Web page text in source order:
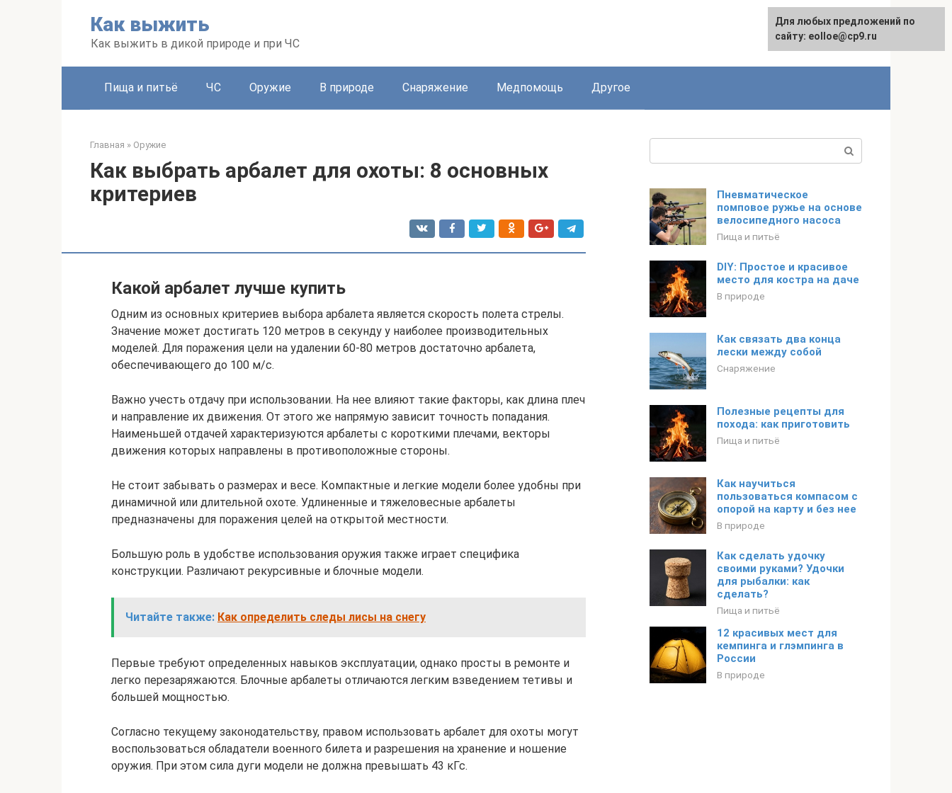
Как выжить
Как выжить в дикой природе и при ЧС
Пища и питьё ЧС Оружие В природе Снаряжение Медпомощь Другое
Главная » Оружие
Как выбрать арбалет для охоты: 8 основных
критериев
Какой арбалет лучше купить
Одним из основных критериев выбора арбалета является скорость полета стрелы.
Значение может достигать 120 метров в секунду у наиболее производительных
моделей. Для поражения цели на удалении 60-80 метров достаточно арбалета,
обеспечивающего до 100 м/с.
Важно учесть отдачу при использовании. На нее влияют такие факторы, как длина плеч
и направление их движения. От этого же напрямую зависит точность попадания.
Наименьшей отдачей характеризуются арбалеты с короткими плечами, векторы
движения которых направлены в противоположные стороны.
Не стоит забывать о размерах и весе. Компактные и легкие модели более удобны при
динамичной или длительной охоте. Удлиненные и тяжеловесные арбалеты
предназначены для поражения целей на открытой местности.
Большую роль в удобстве использования оружия также играет специфика
конструкции. Различают рекурсивные и блочные модели.
Читайте также: Как определить следы лисы на снегу
Первые требуют определенных навыков эксплуатации, однако просты в ремонте и
легко перезаряжаются. Блочные арбалеты отличаются легким взведением тетивы и
большей мощностью.
Согласно текущему законодательству, правом использовать арбалет для охоты могут
воспользоваться обладатели военного билета и разрешения на хранение и ношение
оружия. При этом сила дуги модели не должна превышать 43 кГс.
Пневматическое
помповое ружье на основе
велосипедного насоса
Пища и питьё
DIY: Простое и красивое
место для костра на даче
В природе
Как связать два конца
лески между собой
Снаряжение
Полезные рецепты для
похода: как приготовить
Пища и питьё
Как научиться
пользоваться компасом с
опорой на карту и без нее
В природе
Как сделать удочку
своими руками? Удочки
для рыбалки: как
сделать?
Пища и питьё
12 красивых мест для
кемпинга и глэмпинга в
России
В природе
Для любых предложений по
сайту: eolloe@cp9.ru